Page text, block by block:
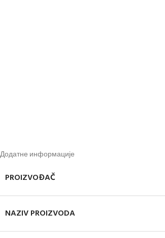
Додатне информације
PROIZVOĐAČ
NAZIV PROIZVODA